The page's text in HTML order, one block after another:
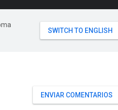
ENVIAR COMENTARIOS